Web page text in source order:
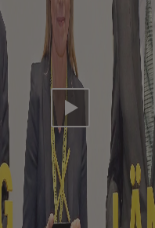
Video abspielen